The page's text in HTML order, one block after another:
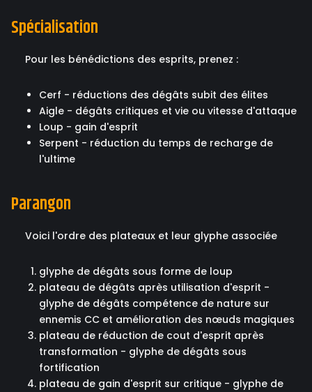
Spécialisation
Pour les bénédictions des esprits, prenez :
Cerf - réductions des dégâts subit des élites
Aigle - dégâts critiques et vie ou vitesse d'attaque
Loup - gain d'esprit
Serpent - réduction du temps de recharge de
l'ultime
Parangon
Voici l'ordre des plateaux et leur glyphe associée
glyphe de dégâts sous forme de loup
plateau de dégâts après utilisation d'esprit -
glyphe de dégâts compétence de nature sur
ennemis CC et amélioration des nœuds magiques
plateau de réduction de cout d'esprit après
transformation - glyphe de dégâts sous
fortification
plateau de gain d'esprit sur critique - glyphe de